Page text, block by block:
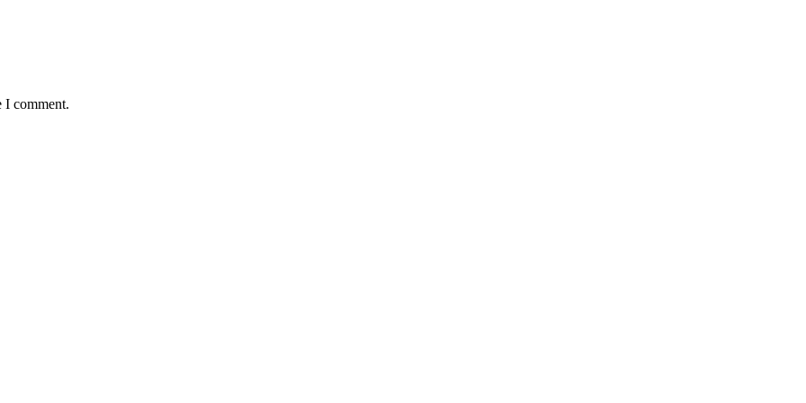
I comment.